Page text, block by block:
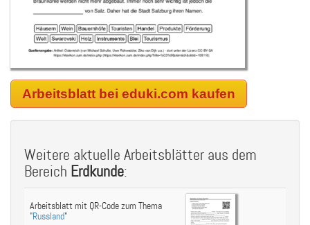
Arbeitsblatt bei eduki.com kaufen
Weitere aktuelle Arbeitsblätter aus dem
Bereich Erdkunde:
Arbeitsblatt mit QR-Code zum Thema
"Russland"